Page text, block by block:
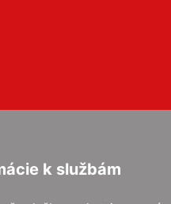
k službám